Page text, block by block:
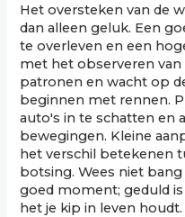
Het oversteken van de
dan alleen geluk. Een
te overleven en een
met het observeren van
patronen en wacht op
beginnen met rennen.
auto's in te schatten en
bewegingen. Kleine
het verschil betekenen
botsing. Wees niet
goed moment; geduld is
het je kip in leven houdt.